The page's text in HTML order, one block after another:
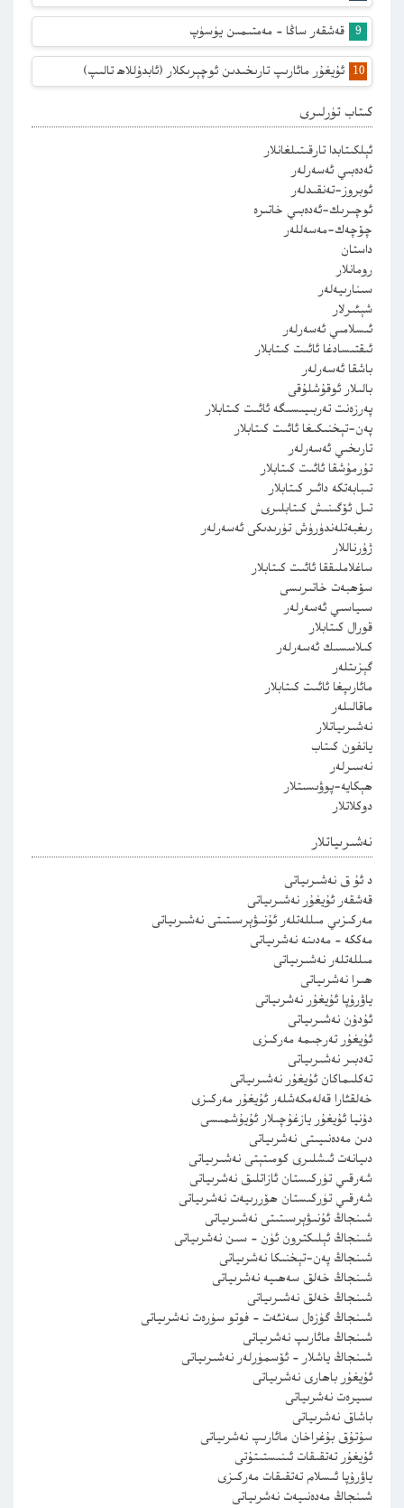
قەشقەر ساڭا – مەمتىمىن يۈسۈپ
ئۇيغۇر مائارىپ تارىخىدىن ئوچېرىكلار (ئابدۇللاھ تالىپ)
كىتاب تۈرلىرى
ئېلكىتابدا تارقىتىلغانلار
ئەدەبىي ئەسەرلەر
ئوبروز-تەنقىدلەر
ئوچىرىك-ئەدەبىي خاتىرە
چۆچەك-مەسەللەر
داستان
رومانلار
سىنارىيەلەر
شېئىرلار
ئىسلامىي ئەسەرلەر
ئىقتىسادغا ئائىت كىتابلار
باشقا ئەسەرلەر
بالىلار ئوقۇشلۇقى
پەرزەنت تەربىيىسىگە ئائىت كىتابلار
پەن-تېخنىكىغا ئائىت كىتابلار
تارىخىي ئەسەرلەر
تۇرمۇشقا ئائىت كىتابلار
تىبابەتكە دائىر كىتابلار
تىل ئۆگىنىش كىتابلىرى
رىغبەتلەندۈرۈش تۈرىدىكى ئەسەرلەر
ژۇرناللار
ساغلاملىققا ئائىت كىتابلار
سۆھبەت خاتىرىسى
سىياسىي ئەسەرلەر
قورال كىتابلار
كىلاسسىك ئەسەرلەر
گېزىتلەر
مائارىپغا ئائىت كىتابلار
ماقالىلەر
نەشىرىياتلار
يانفون كىتاب
نەسىرلەر
ھېكايە-پوۋىسىتلار
دوكلاتلار
نەشىرىياتلار
د ئۇ ق نەشىرىياتى
قەشقەر ئۇيغۇر نەشىرىياتى
مەركىزىي مىللەتلەر ئۇنىۋېرسىتىتى نەشىرىياتى
مەككە – مەدىنە نەشرىياتى
مىللەتلەر نەشىرىياتى
ھىرا نەشرىياتى
ياۋرۇپا ئۇيغۇر نەشرىياتى
ئۇدۇن نەشىرىياتى
ئۇيغۇر تەرجىمە مەركىزى
تەدبىر نەشىرىياتى
تەكلىماكان ئۇيغۇر نەشىرىياتى
خەلقئارا قەلەمكەشلەر ئۇيغۇر مەركىزى
دۇنيا ئۇيغۇر يازغۇچىلار ئۇيۇشمىسى
دىن مەدەنىيىتى نەشرىياتى
دىيانەت ئىشلىرى كومىتېتى نەشىرىياتى
شەرقىي تۈركىستان ئازاتلىق نەشرىياتى
شەرقىي تۈركىستان ھۆررىيەت نەشرىياتى
شىنجاڭ ئۇنىۋېرسىتىتى نەشىرىياتى
شىنجاڭ ئېلىكترون ئۈن – سىن نەشرىياتى
شىنجاڭ پەن-تېخنىكا نەشرىياتى
شىنجاڭ خەلق سەھىيە نەشرىياتى
شىنجاڭ خەلق نەشىرىياتى
شىنجاڭ گۈزەل سەنئەت – فوتو سۈرەت نەشرىياتى
شىنجاڭ مائارىپ نەشرىياتى
شىنجاڭ ياشلار – ئۆسمۈرلەر نەشىرىياتى
ئۇيغۇر باھارى نەشرىياتى
سىيرەت نەشرىياتى
باشاق نەشرىياتى
سۇتۇق بۇغراخان مائارىپ نەشرىياتى
ئۇيغۇر تەتقىقات ئىنىستىتۇتى
ياۋرۇپا ئىسلام تەتقىقات مەركىزى
شىنجاڭ مەدەنىيەت نەشرىياتى